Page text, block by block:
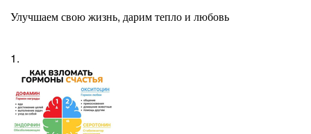
Улучшаем свою жизнь, дарим тепло и любовь
1.